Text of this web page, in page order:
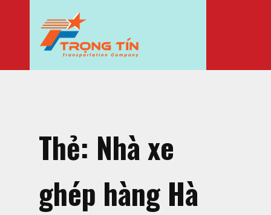
Thẻ: Nhà xe
ghép hàng Hà